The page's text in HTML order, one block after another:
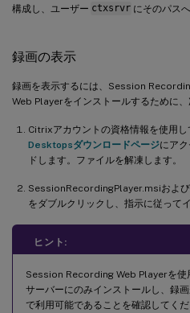
構成し、ユーザー ctxsrvr にそのパス
録画の表示
録画を表示するには、Session
Web Playerをインストールするために、
Citrixアカウントの資格情報を使用し
Desktopsダウンロードページにア
ドします。ファイルを解凍します。
SessionRecordingPlayer.msiおよ
をダブルクリックし、指示に従って
ヒント:
Session Recording Web Playerを
サーバーにのみインストールし、録
で利用可能であることを確認してくだ